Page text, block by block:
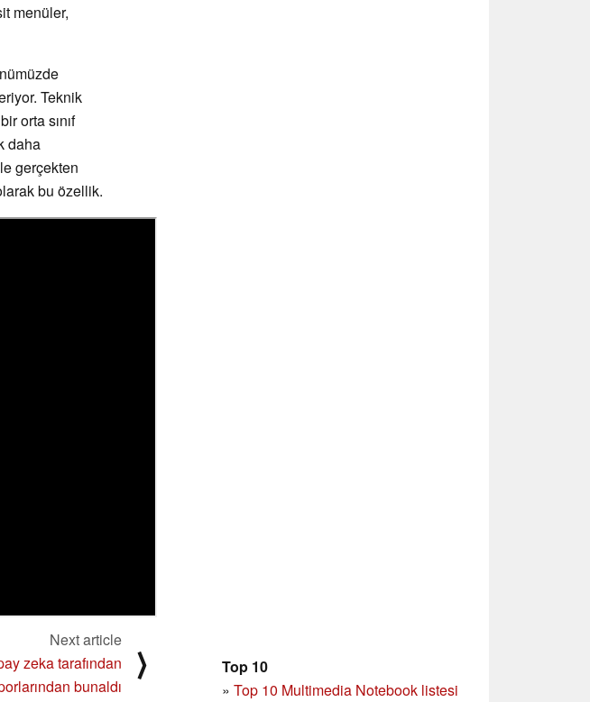
menüler,
Teknik
orta sınıf
daha
gerçekten
bu özellik.
Top 10
» Top 10 Multimedia Notebook listesi
Next article
zeka tarafından
bunaldı
⟩